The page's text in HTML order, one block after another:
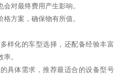
对最终费用产生影响。
方案，确保物有所值。
样化的车型选择，还配备经验丰富
。
具体需求，推荐最适合的设备型号